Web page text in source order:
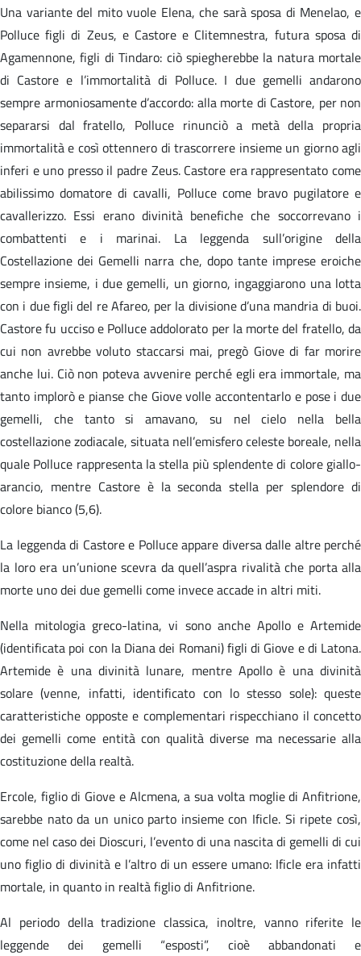
Una variante del mito vuole Elena, che sarà sposa di Menelao, e
Polluce figli di Zeus, e Castore e Clitemnestra, futura sposa di
Agamennone, figli di Tindaro: ciò spiegherebbe la natura mortale
di Castore e l’immortalità di Polluce. I due gemelli andarono
sempre armoniosamente d’accordo: alla morte di Castore, per non
separarsi dal fratello, Polluce rinunciò a metà della propria
immortalità e così ottennero di trascorrere insieme un giorno agli
inferi e uno presso il padre Zeus. Castore era rappresentato come
abilissimo domatore di cavalli, Polluce come bravo pugilatore e
cavallerizzo. Essi erano divinità benefiche che soccorrevano i
combattenti e i marinai. La leggenda sull’origine della
Costellazione dei Gemelli narra che, dopo tante imprese eroiche
sempre insieme, i due gemelli, un giorno, ingaggiarono una lotta
con i due figli del re Afareo, per la divisione d’una mandria di buoi.
Castore fu ucciso e Polluce addolorato per la morte del fratello, da
cui non avrebbe voluto staccarsi mai, pregò Giove di far morire
anche lui. Ciò non poteva avvenire perché egli era immortale, ma
tanto implorò e pianse che Giove volle accontentarlo e pose i due
gemelli, che tanto si amavano, su nel cielo nella bella
costellazione zodiacale, situata nell’emisfero celeste boreale, nella
quale Polluce rappresenta la stella più splendente di colore giallo-
arancio, mentre Castore è la seconda stella per splendore di
colore bianco (5,6).
La leggenda di Castore e Polluce appare diversa dalle altre perché
la loro era un’unione scevra da quell’aspra rivalità che porta alla
morte uno dei due gemelli come invece accade in altri miti.
Nella mitologia greco-latina, vi sono anche Apollo e Artemide
(identificata poi con la Diana dei Romani) figli di Giove e di Latona.
Artemide è una divinità lunare, mentre Apollo è una divinità
solare (venne, infatti, identificato con lo stesso sole): queste
caratteristiche opposte e complementari rispecchiano il concetto
dei gemelli come entità con qualità diverse ma necessarie alla
costituzione della realtà.
Ercole, figlio di Giove e Alcmena, a sua volta moglie di Anfitrione,
sarebbe nato da un unico parto insieme con Ificle. Si ripete così,
come nel caso dei Dioscuri, l’evento di una nascita di gemelli di cui
uno figlio di divinità e l’altro di un essere umano: Ificle era infatti
mortale, in quanto in realtà figlio di Anfitrione.
Al periodo della tradizione classica, inoltre, vanno riferite le
leggende dei gemelli “esposti”, cioè abbandonati e